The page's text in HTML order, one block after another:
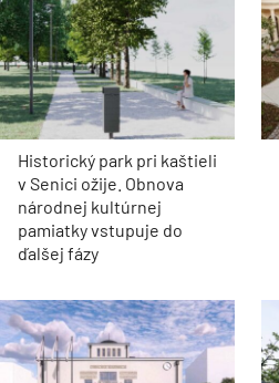
Historický park pri kaštieli
v Senici ožije. Obnova
národnej kultúrnej
pamiatky vstupuje do
ďalšej fázy